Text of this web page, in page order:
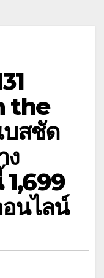
the
บสชัด
ง
1,699
นไลน์